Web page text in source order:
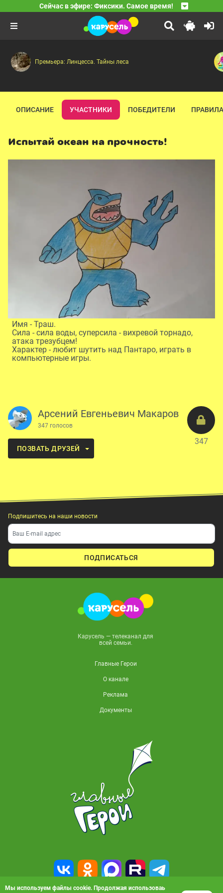
Сейчас в эфире: Фиксики. Самое время!
Материя — Изобретение — Циолковский — Диван —
07:00
Ум и Хрум
Мини-Хрум — Мармеладный червь — Я крутой —
Принцесса и дракон
Про принцессу Варвару, оказавшуюся в настоящей
Премьера: Линцесса. Тайны леса
ОПИСАНИЕ УЧАСТНИКИ ПОБЕДИТЕЛИ
Испытай океан на прочность!
Имя - Траш.
Сила - сила воды, суперсила - вихревой торнадо,
атака трезубцем!
Характер - любит шутить над Пантаро, играть в
компьютерные игры.
347
Арсений Евгеньевич Макаров
347 голосов
ПОЗВАТЬ ДРУЗЕЙ
Подпишитесь на наши новости
ПОДПИСАТЬСЯ
Карусель — телеканал для
всей семьи.
Главные Герои
О канале
Реклама
Документы
Мы используем файлы cookie. Продолжая использоваь